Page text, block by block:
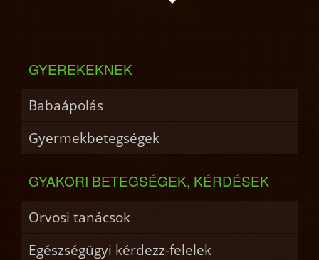
GYEREKEKNEK
Babaápolás
Gyermekbetegségek
GYAKORI BETEGSÉGEK, KÉRDÉSEK
Orvosi tanácsok
Egészségügyi kérdezz-felelek